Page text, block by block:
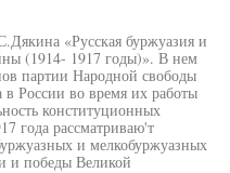
«Русская буржуазия и
(1914- 1917 годы)». В нем
партии Народной свободы
России во время их работы
конституционных
года рассматриваю'т
и мелкобуржуазных
и победы Великой